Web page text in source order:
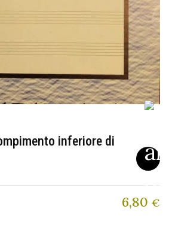
inferiore di
6,80 €